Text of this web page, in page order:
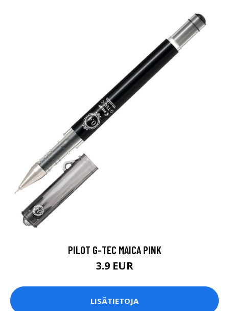
PILOT G-TEC MAICA PINK
3.9 EUR
LISÄTIETOJA